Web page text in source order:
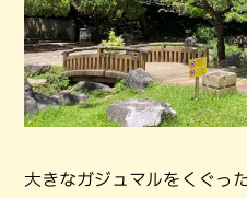
大きなガジュマルをくぐっ